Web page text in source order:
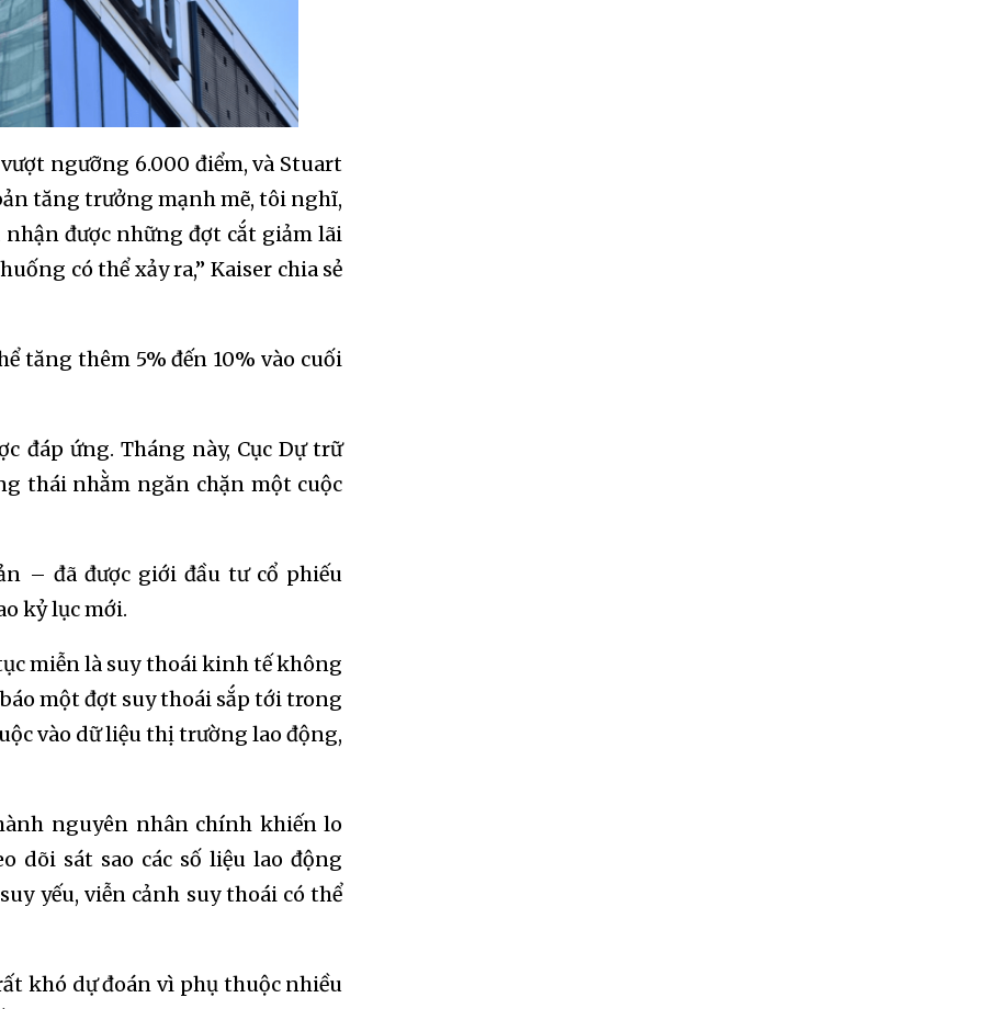
ngưỡng 6.000 điểm, và Stuart
tăng trưởng mạnh mẽ, tôi nghĩ,
được những đợt cắt giảm lãi
có thể xảy ra,” Kaiser chia sẻ
tăng thêm 5% đến 10% vào cuối
đáp ứng. Tháng này, Cục Dự trữ
thái nhằm ngăn chặn một cuộc
– đã được giới đầu tư cổ phiếu
kỷ lục mới.
miễn là suy thoái kinh tế không
một đợt suy thoái sắp tới trong
vào dữ liệu thị trường lao động,
nguyên nhân chính khiến lo
dõi sát sao các số liệu lao động
yếu, viễn cảnh suy thoái có thể
khó dự đoán vì phụ thuộc nhiều